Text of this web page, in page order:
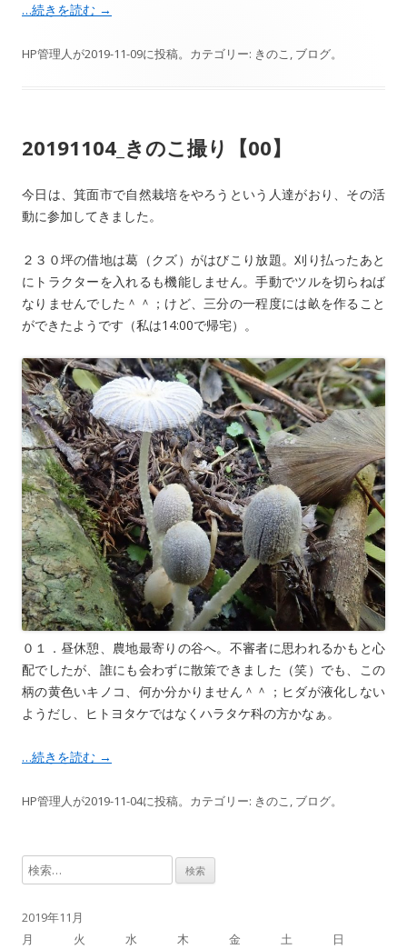
…続きを読む →
HP管理人が2019-11-09に投稿。カテゴリー: きのこ , ブログ。
20191104_きのこ撮り【00】
今日は、箕面市で自然栽培をやろうという人達がおり、その活
動に参加してきました。
２３０坪の借地は葛（クズ）がはびこり放題。刈り払ったあと
にトラクターを入れるも機能しません。手動でツルを切らねば
なりませんでした＾＾；けど、三分の一程度には畝を作ること
ができたようです（私は14:00で帰宅）。
０１．昼休憩、農地最寄りの谷へ。不審者に思われるかもと心
配でしたが、誰にも会わずに散策できました（笑）でも、この
柄の黄色いキノコ、何か分かりません＾＾；ヒダが液化しない
ようだし、ヒトヨタケではなくハラタケ科の方かなぁ。
…続きを読む →
HP管理人が2019-11-04に投稿。カテゴリー: きのこ , ブログ。
検
索
2019年11月
月
火 水 木 金 土
日